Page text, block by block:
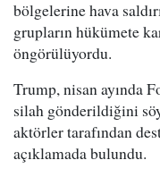
bölgelerine hava
grupların hükümete
öngörülüyordu.
Trump, nisan ayında
silah gönderildiğini
aktörler tarafından
açıklamada bulundu.